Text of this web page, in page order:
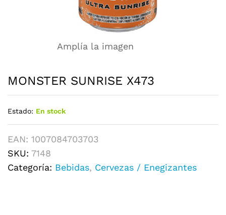
Amplía la imagen
MONSTER SUNRISE X473
Estado: En stock
EAN: 1007084703703
SKU: 7148
Categoría: Bebidas, Cervezas / Enegizantes